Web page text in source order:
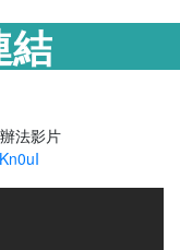
結
法影片